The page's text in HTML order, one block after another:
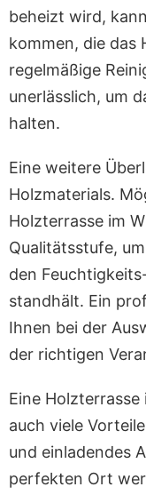
beheizt wird,
kommen, die das
regelmäßige
unerlässlich, um
halten.
Eine weitere
Holzmaterials.
Holzterrasse im
Qualitätsstufe,
den
standhält. Ein
Ihnen bei der
der richtigen
Eine
auch viele
und einladendes
perfekten Ort